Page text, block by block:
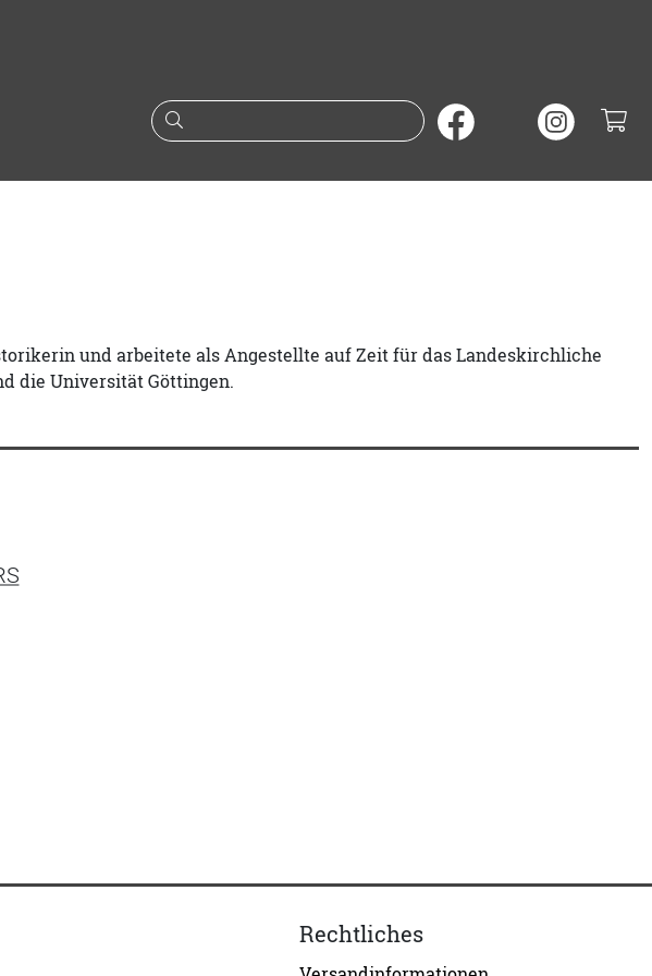
Suche nach Büchern oder
und arbeitete als Angestellte auf Zeit für das Landeskirchliche
die Universität Göttingen.
Rechtliches